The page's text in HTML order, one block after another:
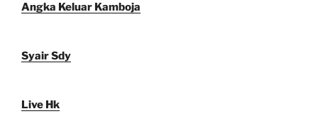
Angka Keluar Kamboja
Syair Sdy
Live Hk